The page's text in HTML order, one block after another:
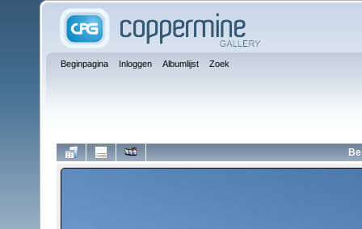
Beginpagina Inloggen Albumlijst Zoek